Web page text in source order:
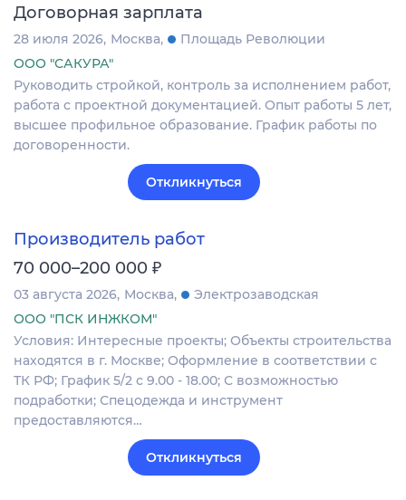
Договорная зарплата
28 июля 2026 Москва
Площадь Революции
ООО "САКУРА"
Руководить стройкой, контроль за исполнением работ,
работа с проектной документацией. Опыт работы 5 лет,
высшее профильное образование. График работы по
договоренности.
Откликнуться
Производитель работ
70 000–200 000 ₽
03 августа 2026 Москва
Электрозаводская
ООО "ПСК ИНЖКОМ"
Условия: Интересные проекты; Объекты строительства
находятся в г. Москве; Оформление в соответствии с
ТК РФ; График 5/2 с 9.00 - 18.00; С возможностью
подработки; Спецодежда и инструмент
предоставляются…
Откликнуться